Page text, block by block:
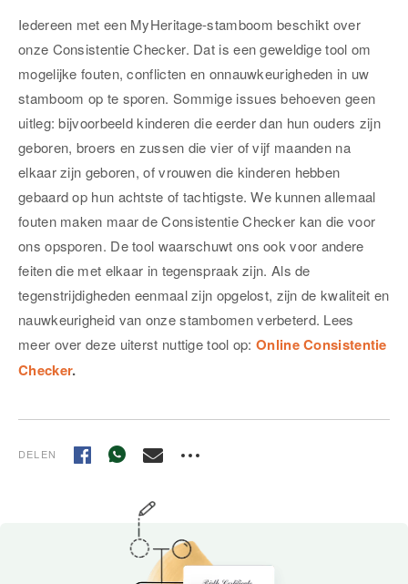
Iedereen met een MyHeritage-stamboom beschikt over
onze Consistentie Checker. Dat is een geweldige tool om
mogelijke fouten, conflicten en onnauwkeurigheden in uw
stamboom op te sporen. Sommige issues behoeven geen
uitleg: bijvoorbeeld kinderen die eerder dan hun ouders zijn
geboren, broers en zussen die vier of vijf maanden na
elkaar zijn geboren, of vrouwen die kinderen hebben
gebaard op hun achtste of tachtigste. We kunnen allemaal
fouten maken maar de Consistentie Checker kan die voor
ons opsporen. De tool waarschuwt ons ook voor andere
feiten die met elkaar in tegenspraak zijn. Als de
tegenstrijdigheden eenmaal zijn opgelost, zijn de kwaliteit en
nauwkeurigheid van onze stambomen verbeterd. Lees
meer over deze uiterst nuttige tool op: Online Consistentie
Checker.
DELEN